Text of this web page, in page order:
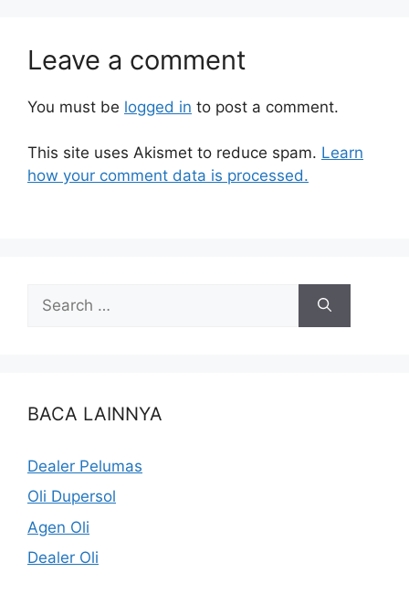
Leave a comment
You must be logged in to post a comment.
This site uses Akismet to reduce spam. Learn
how your comment data is processed.
BACA LAINNYA
Dealer Pelumas
Oli Dupersol
Agen Oli
Dealer Oli